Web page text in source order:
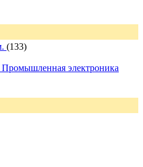
(133)
электроника